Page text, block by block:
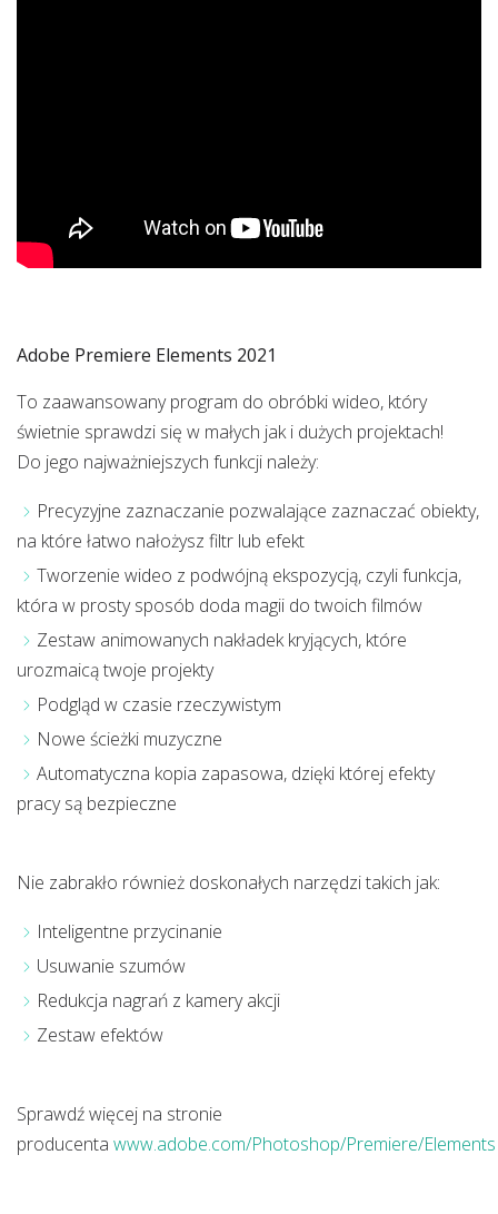
Adobe Premiere Elements 2021
To zaawansowany program do obróbki wideo, który
świetnie sprawdzi się w małych jak i dużych projektach!
Do jego najważniejszych funkcji należy:
Precyzyjne zaznaczanie pozwalające zaznaczać obiekty,
na które łatwo nałożysz filtr lub efekt
Tworzenie wideo z podwójną ekspozycją, czyli funkcja,
która w prosty sposób doda magii do twoich filmów
Zestaw animowanych nakładek kryjących, które
urozmaicą twoje projekty
Podgląd w czasie rzeczywistym
Nowe ścieżki muzyczne
Automatyczna kopia zapasowa, dzięki której efekty
pracy są bezpieczne
Nie zabrakło również doskonałych narzędzi takich jak:
Inteligentne przycinanie
Usuwanie szumów
Redukcja nagrań z kamery akcji
Zestaw efektów
Sprawdź więcej na stronie
producenta www.adobe.com/Photoshop/Premiere/Elements